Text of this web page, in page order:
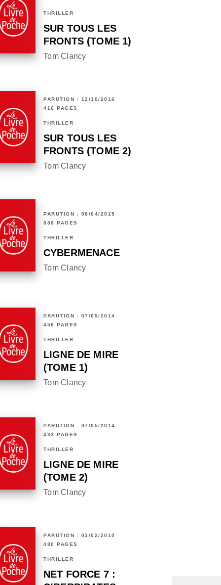
THRILLER
SUR TOUS LES
FRONTS (TOME 1)
Tom Clancy
PARUTION : 12/10/2016
416 PAGES
THRILLER
SUR TOUS LES
FRONTS (TOME 2)
Tom Clancy
PARUTION : 08/04/2015
888 PAGES
THRILLER
CYBERMENACE
Tom Clancy
PARUTION : 07/05/2014
456 PAGES
THRILLER
LIGNE DE MIRE
(TOME 1)
Tom Clancy
PARUTION : 07/05/2014
432 PAGES
THRILLER
LIGNE DE MIRE
(TOME 2)
Tom Clancy
PARUTION : 03/02/2010
480 PAGES
THRILLER
NET FORCE 7 :